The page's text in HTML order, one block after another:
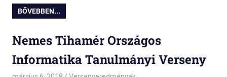
BŐVEBBEN...
Nemes Tihamér Országos
Informatika Tanulmányi Verseny